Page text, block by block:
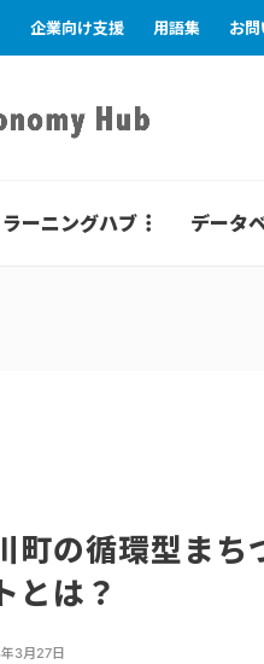
企業向け支援 用語集 お
ラーニングハブ データ
町の循環型まち
とは？
3月27日